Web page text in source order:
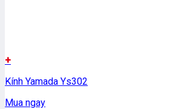
+
Kính Yamada Ys302
Mua ngay